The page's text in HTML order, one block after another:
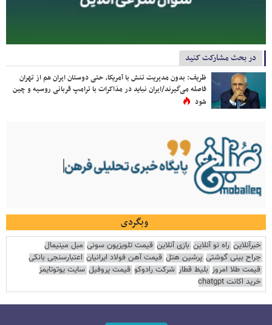
در بحث مشارکت کنید
ظریف: بدون مدیریت تنش با آمریکا، حتی دوستان ایران هم از تهران
فاصله می‌گیرند/ایران نباید در مذاکرات با ترامپ قربانی روسیه و چین
شود
وبگردی
خبرآنلاین راه نو آنلاین بازی آنلاین قیمت تلویزیون سونی مبل مینیمال
جراح بینی گوشتی پرشین هتل قیمت آهن فولاد ایرانیان اعتبارسنجی بانکی
قیمت طلا امروز بلیط قطار شرکت رادوکو قیمت پروفیل سایت یوتوتایمز
خرید اکانت chatgpt